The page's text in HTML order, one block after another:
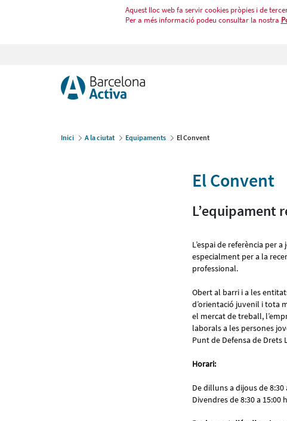
Aquest lloc web fa servir cookies pròpies i de
Per a més informació podeu consultar la nostra
Inici A la ciutat Equipaments El Convent
El Convent
L’equipament
L’espai de referència per
especialment per a la
professional.
Obert al barri i a les
d’orientació juvenil i tota
el mercat de treball,
laborals a les persones
Punt de Defensa de Drets
Horari:
De dilluns a dijous de 8:30
Divendres de 8:30 a 15:00 h